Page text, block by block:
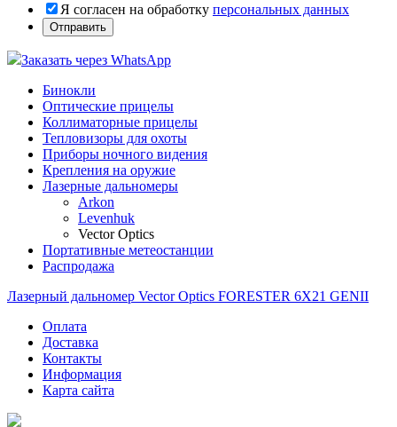
Я согласен на обработку персональных данных
Заказать через WhatsApp
Бинокли
Оптические прицелы
Коллиматорные прицелы
Тепловизоры для охоты
Приборы ночного видения
Крепления на оружие
Лазерные дальномеры
Arkon
Levenhuk
Vector Optics
Портативные метеостанции
Распродажа
Лазерный дальномер Vector Optics FORESTER 6X21 GENII
Оплата
Доставка
Контакты
Информация
Карта сайта